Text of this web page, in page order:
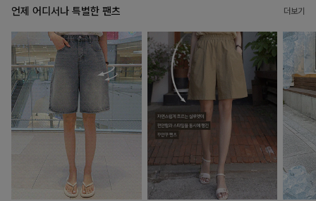
언제 어디서나 특별한 팬츠 더보기